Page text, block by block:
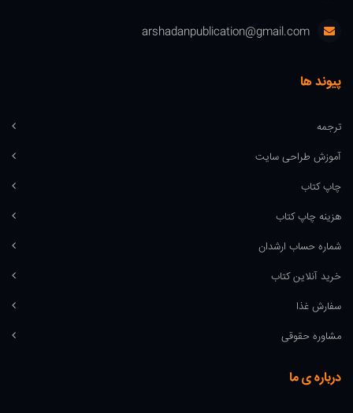
arshadanpublication@gmail.com
پیوند ها
ترجمه
آموزش طراحی سایت
چاپ کتاب
هزینه چاپ کتاب
شماره حساب ارشدان
خرید آنلاین کتاب
سفارش غذا
مشاوره حقوقی
درباره ی ما